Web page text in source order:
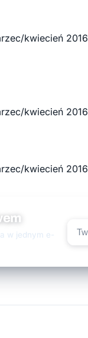
kwiecień 2016
kwiecień 2016
kwiecień 2016
w jednym e-